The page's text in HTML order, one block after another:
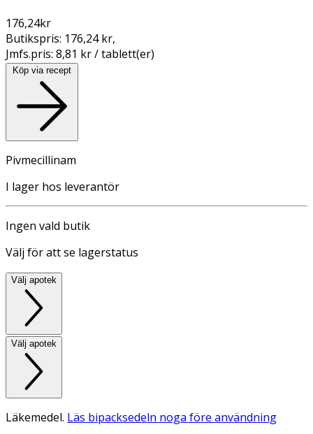
176,24kr
Butikspris: 176,24 kr,
Jmfs.pris: 8,81 kr / tablett(er)
Köp via recept
Pivmecillinam
I lager hos leverantör
Ingen vald butik
Välj för att se lagerstatus
Välj apotek
Välj apotek
Läkemedel. Läs bipacksedeln noga före användning